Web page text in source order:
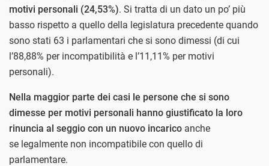
motivi personali (24,53%). Si tratta di un dato un po’ più
basso rispetto a quello della legislatura precedente quando
sono stati 63 i parlamentari che si sono dimessi (di cui
l’88,88% per incompatibilità e l’11,11% per motivi
personali).
Nella maggior parte dei casi le persone che si sono
dimesse per motivi personali hanno giustificato la loro
rinuncia al seggio con un nuovo incarico anche
se legalmente non incompatibile con quello di
parlamentare.